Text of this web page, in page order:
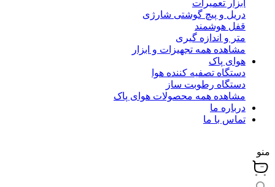
ابزار تعمیرات
دریل و پیچ گوشتی شارژی
قفل هوشمند
متر و اندازه گیری
مشاهده همه تجهیزات و ابزار
هوای پاک
دستگاه تصفیه کننده هوا
دستگاه رطوبت ساز
مشاهده همه محصولات هوای پاک
درباره ما
تماس با ما
منو